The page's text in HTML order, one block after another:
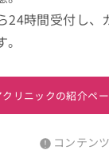
24時間受付し、
リニックの紹介ペ
コンテン